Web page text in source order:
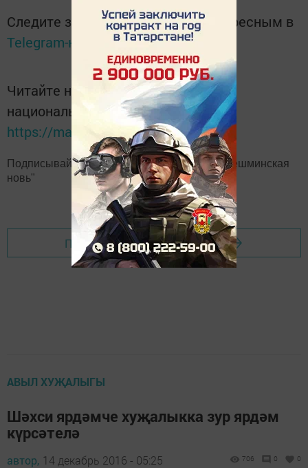
Следите за самым важным и интересным в
Telegram-канале
Татмедиа
Читайте новости Татарстана в
национальном мессенджере MАХ:
https://max.ru/tatmedia
Подписывайтесь на нашTelegram-канал"Шешминская
новь"
Перейти на страницу новости
АВЫЛ ХУҖАЛЫГЫ
Шәхси ярдәмче хуҗалыкка зур ярдәм
күрсәтелә
автор, 14 декабрь 2016 - 05:25 706 0 0